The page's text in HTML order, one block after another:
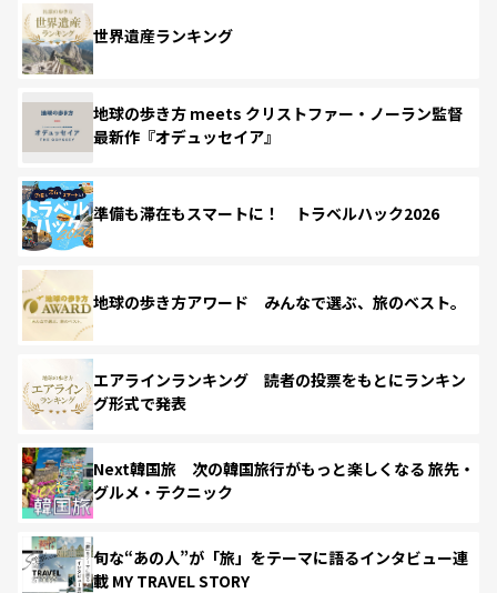
世界遺産ランキング
地球の歩き方 meets クリストファー・ノーラン監督
最新作『オデュッセイア』
準備も滞在もスマートに！ トラベルハック2026
地球の歩き方アワード みんなで選ぶ、旅のベスト。
エアラインランキング 読者の投票をもとにランキン
グ形式で発表
Next韓国旅 次の韓国旅行がもっと楽しくなる 旅先・
グルメ・テクニック
旬な“あの人”が「旅」をテーマに語るインタビュー連
載 MY TRAVEL STORY